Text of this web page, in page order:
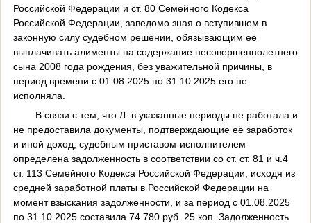
Российской Федерации и ст. 80 Семейного Кодекса
Российской Федерации, заведомо зная о вступившем в
законную силу судебном решении, обязывающим её
выплачивать алименты на содержание несовершеннолетнего
сына 2008 года рождения, без уважительной причины, в
период времени с 01.08.2025 по 31.10.2025 его не
исполняла.
В связи с тем, что Л. в указанные периоды не работала и
не предоставила документы, подтверждающие её заработок
и иной доход, судебным приставом-исполнителем
определена задолженность в соответствии со ст. ст. 81 и ч.4
ст. 113 Семейного Кодекса Российской Федерации, исходя из
средней заработной платы в Российской Федерации на
момент взыскания задолженности, и за период с 01.08.2025
по 31.10.2025 составила 74 780 руб. 25 коп. Задолженность